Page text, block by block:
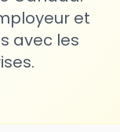
et
avec les